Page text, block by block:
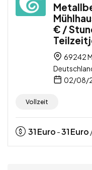
€ /
69242
02/08/
Vollzeit
31Euro -31Euro